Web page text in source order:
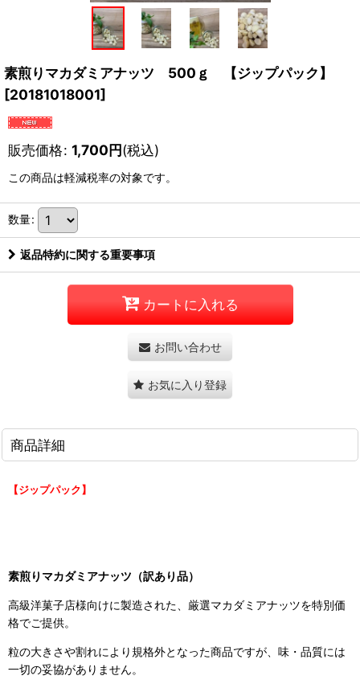
素煎りマカダミアナッツ 500ｇ 【ジップパック】
[20181018001]
販売価格: 1,700円(税込)
この商品は軽減税率の対象です。
数量:
返品特約に関する重要事項
カートに入れる
お問い合わせ
お気に入り登録
商品詳細
【ジップパック】
素煎りマカダミアナッツ（訳あり品）
高級洋菓子店様向けに製造された、厳選マカダミアナッツを特別価
格でご提供。
粒の大きさや割れにより規格外となった商品ですが、味・品質には
一切の妥協がありません。